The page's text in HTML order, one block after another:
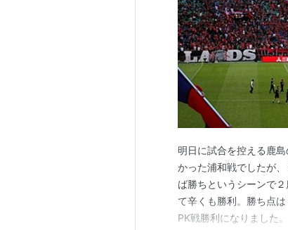
明日に試合を控える鹿
かった浦和戦でしたが
ば勝ちというシーンで
て辛くも勝利。勝ち点
PK戦勝利になりました